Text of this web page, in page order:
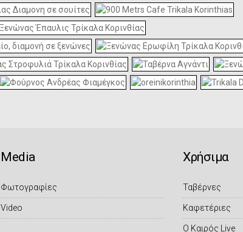
Μedia
Φωτογραφίες
Video
Xρήσιμα
Ταβέρνες
Καφετέριες
Ο Καιρός Live